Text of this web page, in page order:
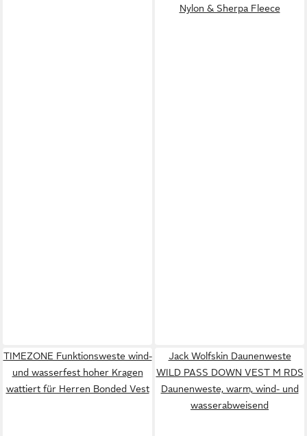
Nylon & Sherpa Fleece
TIMEZONE Funktionsweste wind-
und wasserfest hoher Kragen
wattiert für Herren Bonded Vest
Jack Wolfskin Daunenweste
WILD PASS DOWN VEST M RDS
Daunenweste, warm, wind- und
wasserabweisend